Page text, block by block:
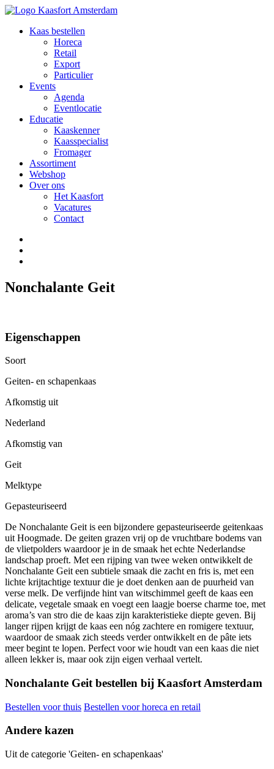
Kaas bestellen
Horeca
Retail
Export
Particulier
Events
Agenda
Eventlocatie
Educatie
Kaaskenner
Kaasspecialist
Fromager
Assortiment
Webshop
Over ons
Het Kaasfort
Vacatures
Contact
Nonchalante Geit
Eigenschappen
Soort
Geiten- en schapenkaas
Afkomstig uit
Nederland
Afkomstig van
Geit
Melktype
Gepasteuriseerd
De Nonchalante Geit is een bijzondere gepasteuriseerde geitenkaas
uit Hoogmade. De geiten grazen vrij op de vruchtbare bodems van
de vlietpolders waardoor je in de smaak het echte Nederlandse
landschap proeft. Met een rijping van twee weken ontwikkelt de
Nonchalante Geit een subtiele smaak die zacht en fris is, met een
lichte krijtachtige textuur die je doet denken aan de puurheid van
verse melk. De verfijnde hint van witschimmel geeft de kaas een
delicate, vegetale smaak en voegt een laagje boerse charme toe, met
aroma’s van stro die de kaas zijn karakteristieke diepte geven. Bij
langer rijpen krijgt de kaas een nóg zachtere en romigere textuur,
waardoor de smaak zich steeds verder ontwikkelt en de pâte iets
meer begint te lopen. Perfect voor wie houdt van een kaas die niet
alleen lekker is, maar ook zijn eigen verhaal vertelt.
Nonchalante Geit bestellen bij Kaasfort Amsterdam
Bestellen voor thuis Bestellen voor horeca en retail
Andere kazen
Uit de categorie 'Geiten- en schapenkaas'